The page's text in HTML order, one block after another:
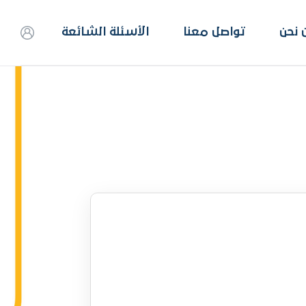
نحن تواصل معنا الأسئلة الشائعة